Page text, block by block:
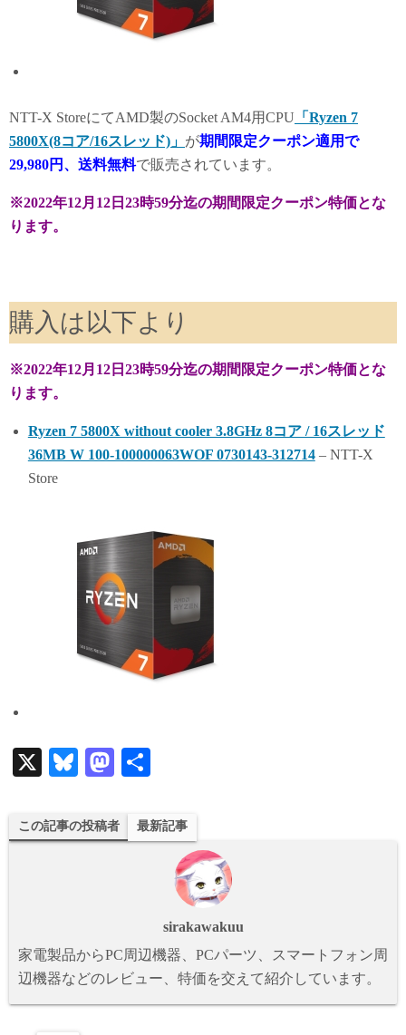
NTT-X StoreにてAMD製のSocket AM4用CPU 「Ryzen 7
5800X(8コア/16スレッド)」 が期間限定クーポン適用で
29,980円、送料無料で販売されています。
※2022年12月12日23時59分迄の期間限定クーポン特価とな
ります。
購入は以下より
※2022年12月12日23時59分迄の期間限定クーポン特価とな
ります。
Ryzen 7 5800X without cooler 3.8GHz 8コア / 16スレッド
36MB W 100-100000063WOF 0730143-312714– NTT-X
Store
X
Bl
sk
y
M
to
do
この記事の投稿者 最新記事
sirakawakuu
家電製品からPC周辺機器、PCパーツ、スマートフォン周
辺機器などのレビュー、特価を交えて紹介しています。